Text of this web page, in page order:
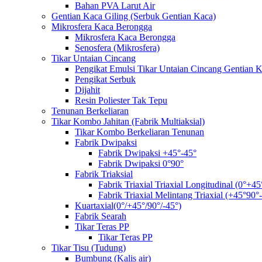
Bahan PVA Larut Air
Gentian Kaca Giling (Serbuk Gentian Kaca)
Mikrosfera Kaca Berongga
Mikrosfera Kaca Berongga
Senosfera (Mikrosfera)
Tikar Untaian Cincang
Pengikat Emulsi Tikar Untaian Cincang Gentian
Pengikat Serbuk
Dijahit
Resin Poliester Tak Tepu
Tenunan Berkeliaran
Tikar Kombo Jahitan (Fabrik Multiaksial)
Tikar Kombo Berkeliaran Tenunan
Fabrik Dwipaksi
Fabrik Dwipaksi +45°-45°
Fabrik Dwipaksi 0°90°
Fabrik Triaksial
Fabrik Triaxial Triaxial Longitudinal
Fabrik Triaxial Melintang Triaxial
Kuartaxial(0°/+45°/90°/-45°)
Fabrik Searah
Tikar Teras PP
Tikar Teras PP
Tikar Tisu (Tudung)
Bumbung (Kalis air)